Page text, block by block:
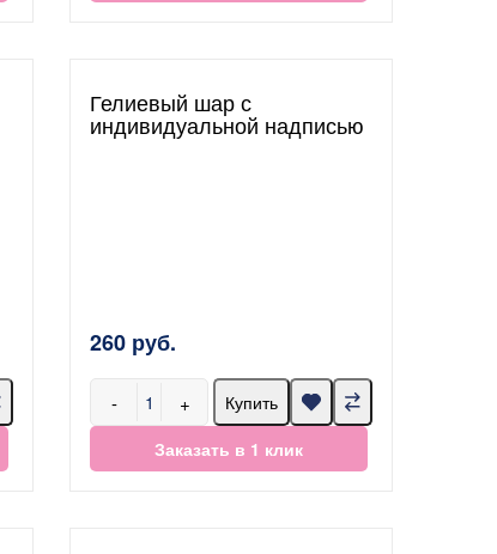
Гелиевый шар с
индивидуальной надписью
260 руб.
- +
Купить
Заказать в 1 клик